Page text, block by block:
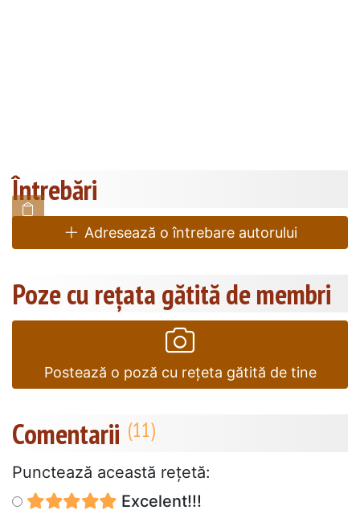
Întrebări
Adresează o întrebare autorului
Poze cu rețata gătită de membri
Postează o poză cu rețeta gătită de tine
Comentarii
Punctează această reţetă:
Excelent!!!